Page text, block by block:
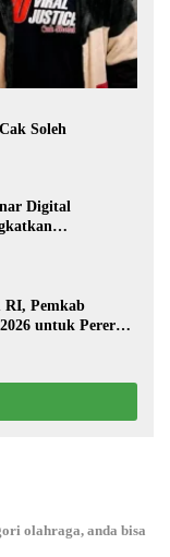
Soleh
Digital
RI, Pemkab
untuk Pererat
olahraga, anda bisa